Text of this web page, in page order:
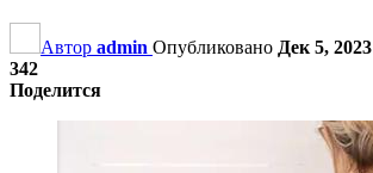
Автор admin Опубликовано Дек 5, 2023
342
Поделится